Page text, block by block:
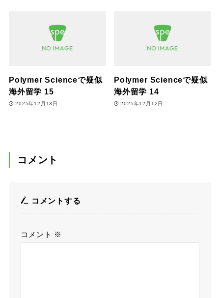
Polymer Scienceで疑似
海外留学 15
2025年12月13日
Polymer Scienceで疑似
海外留学 14
2025年12月12日
コメント
コメントする
コメント ※